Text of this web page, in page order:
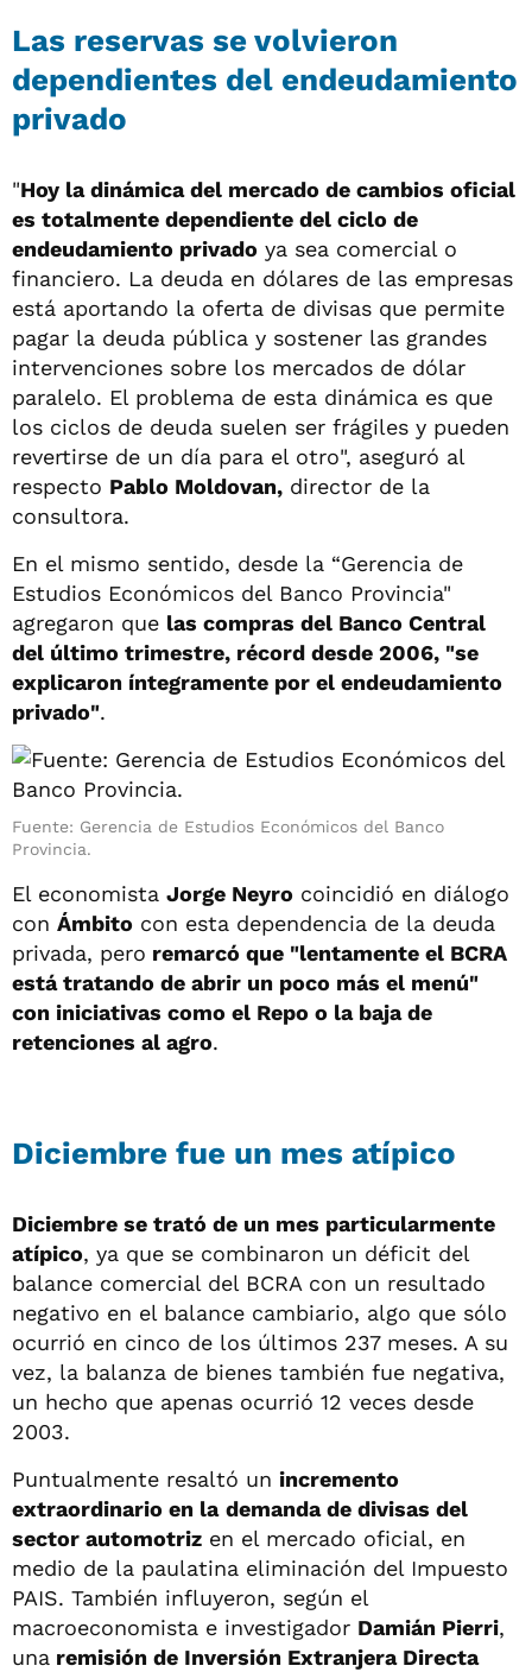
Las reservas se volvieron
dependientes del endeudamiento
privado
"Hoy la dinámica del mercado de cambios oficial
es totalmente dependiente del ciclo de
endeudamiento privado ya sea comercial o
financiero. La deuda en dólares de las empresas
está aportando la oferta de divisas que permite
pagar la deuda pública y sostener las grandes
intervenciones sobre los mercados de dólar
paralelo. El problema de esta dinámica es que
los ciclos de deuda suelen ser frágiles y pueden
revertirse de un día para el otro", aseguró al
respecto Pablo Moldovan, director de la
consultora.
En el mismo sentido, desde la “Gerencia de
Estudios Económicos del Banco Provincia"
agregaron que las compras del Banco Central
del último trimestre, récord desde 2006, "se
explicaron íntegramente por el endeudamiento
privado".
Fuente: Gerencia de Estudios Económicos del Banco
Provincia.
El economista Jorge Neyro coincidió en diálogo
con Ámbito con esta dependencia de la deuda
privada, pero remarcó que "lentamente el BCRA
está tratando de abrir un poco más el menú"
con iniciativas como el Repo o la baja de
retenciones al agro.
Diciembre fue un mes atípico
Diciembre se trató de un mes particularmente
atípico, ya que se combinaron un déficit del
balance comercial del BCRA con un resultado
negativo en el balance cambiario, algo que sólo
ocurrió en cinco de los últimos 237 meses. A su
vez, la balanza de bienes también fue negativa,
un hecho que apenas ocurrió 12 veces desde
2003.
Puntualmente resaltó un incremento
extraordinario en la demanda de divisas del
sector automotriz en el mercado oficial, en
medio de la paulatina eliminación del Impuesto
PAIS. También influyeron, según el
macroeconomista e investigador Damián Pierri,
una remisión de Inversión Extranjera Directa